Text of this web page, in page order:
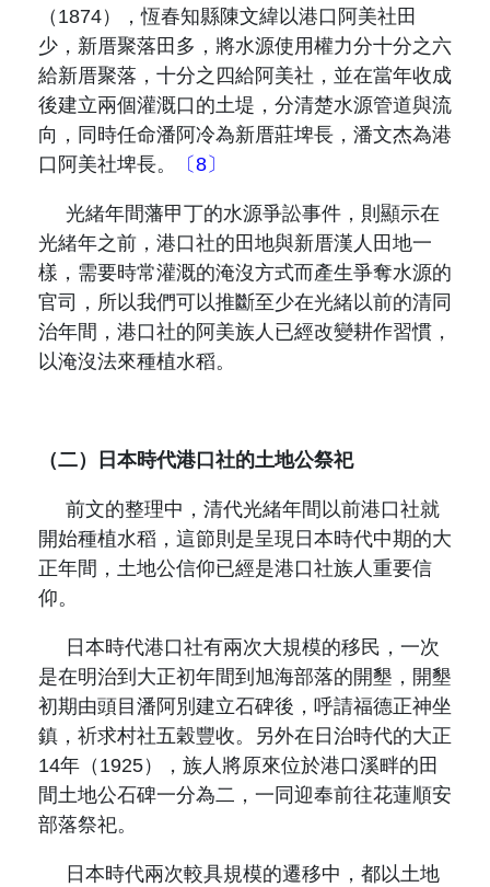
（ 1874），恆春知縣陳文緯以港口阿美社田
少，新厝聚落田多，將水源使用權力分十分之六
給新厝聚落，十分之四給阿美社，並在當年收成
後建立兩個灌溉口的土堤，分清楚水源管道與流
向，同時任命潘阿冷為新厝莊埤長，潘文杰為港
口阿美社埤長。
〔8〕
光緒年間藩甲丁的水源爭訟事件，則顯示在
光緒年之前，港口社的田地與新厝漢人田地一
樣，需要時常灌溉的淹沒方式而產生爭奪水源的
官司，所以我們可以推斷至少在光緒以前的清同
治年間，港口社的阿美族人已經改變耕作習慣，
以淹沒法來種植水稻。
（二）日本時代港口社的土地公祭祀
前文的整理中，清代光緒年間以前港口社就
開始種植水稻，這節則是呈現日本時代中期的大
正年間，土地公信仰已經是港口社族人重要信
仰。
日本時代港口社有兩次大規模的移民，一次
是在明治到大正初年間到旭海部落的開墾，開墾
初期由頭目潘阿別建立石碑後，呼請福德正神坐
鎮，祈求村社五穀豐收。另外在日治時代的大正
14年（ 1925），族人將原來位於港口溪畔的田
間土地公石碑一分為二，一同迎奉前往花蓮順安
部落祭祀。
日本時代兩次較具規模的遷移中，都以土地